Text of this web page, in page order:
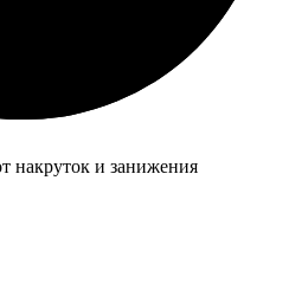
накруток и занижения